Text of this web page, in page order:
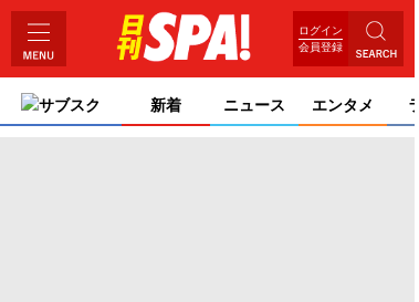
ログイン
会員登録
サブスク 新着 ニュース エンタメ